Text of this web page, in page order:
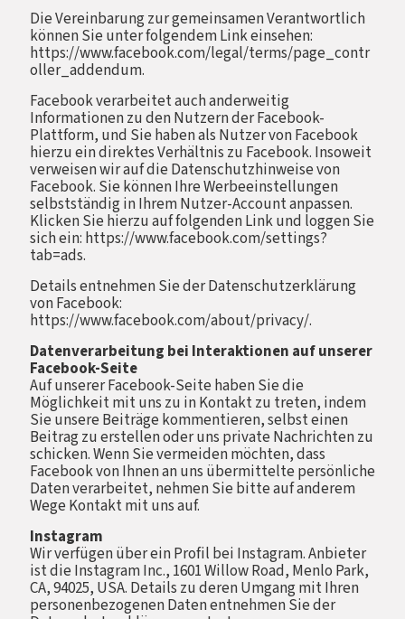
Die Vereinbarung zur gemeinsamen Verantwortlich
können Sie unter folgendem Link einsehen:
https://www.facebook.com/legal/terms/page_contr
oller_addendum.
Facebook verarbeitet auch anderweitig
Informationen zu den Nutzern der Facebook-
Plattform, und Sie haben als Nutzer von Facebook
hierzu ein direktes Verhältnis zu Facebook. Insoweit
verweisen wir auf die Datenschutzhinweise von
Facebook. Sie können Ihre Werbeeinstellungen
selbstständig in Ihrem Nutzer-Account anpassen.
Klicken Sie hierzu auf folgenden Link und loggen Sie
sich ein: https://www.facebook.com/settings?
tab=ads.
Details entnehmen Sie der Datenschutzerklärung
von Facebook:
https://www.facebook.com/about/privacy/.
Datenverarbeitung bei Interaktionen auf unserer
Facebook-Seite
Auf unserer Facebook-Seite haben Sie die
Möglichkeit mit uns zu in Kontakt zu treten, indem
Sie unsere Beiträge kommentieren, selbst einen
Beitrag zu erstellen oder uns private Nachrichten zu
schicken. Wenn Sie vermeiden möchten, dass
Facebook von Ihnen an uns übermittelte persönliche
Daten verarbeitet, nehmen Sie bitte auf anderem
Wege Kontakt mit uns auf.
Instagram
Wir verfügen über ein Profil bei Instagram. Anbieter
ist die Instagram Inc., 1601 Willow Road, Menlo Park,
CA, 94025, USA. Details zu deren Umgang mit Ihren
personenbezogenen Daten entnehmen Sie der